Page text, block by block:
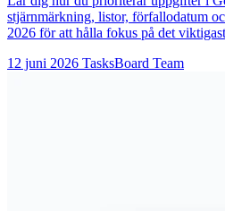
stjärnmärkning, listor, förfallodatum
2026 för att hålla fokus på det
12 juni 2026 TasksBoard Team